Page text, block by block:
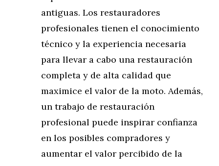
antiguas. Los restauradores
profesionales tienen el conocimiento
técnico y la experiencia necesaria
para llevar a cabo una restauración
completa y de alta calidad que
maximice el valor de la moto. Además,
un trabajo de restauración
profesional puede inspirar confianza
en los posibles compradores y
aumentar el valor percibido de la